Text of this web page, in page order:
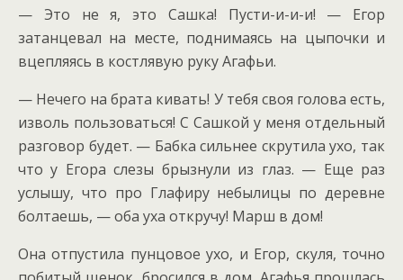
— Это не я, это Сашка! Пусти-и-и-и! — Егор
затанцевал на месте, поднимаясь на цыпочки и
вцепляясь в костлявую руку Агафьи.
— Нечего на брата кивать! У тебя своя голова есть,
изволь пользоваться! С Сашкой у меня отдельный
разговор будет. — Бабка сильнее скрутила ухо, так
что у Егора слезы брызнули из глаз. — Еще раз
услышу, что про Глафиру небылицы по деревне
болтаешь, — оба уха откручу! Марш в дом!
Она отпустила пунцовое ухо, и Егор, скуля, точно